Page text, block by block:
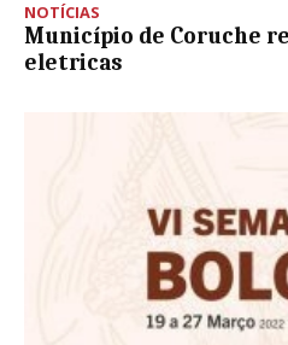
NOTÍCIAS
Município de Coruche
eletricas